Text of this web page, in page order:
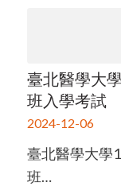
臺北醫學大
班入學考試
2024-12-06
臺北醫學大學
班…